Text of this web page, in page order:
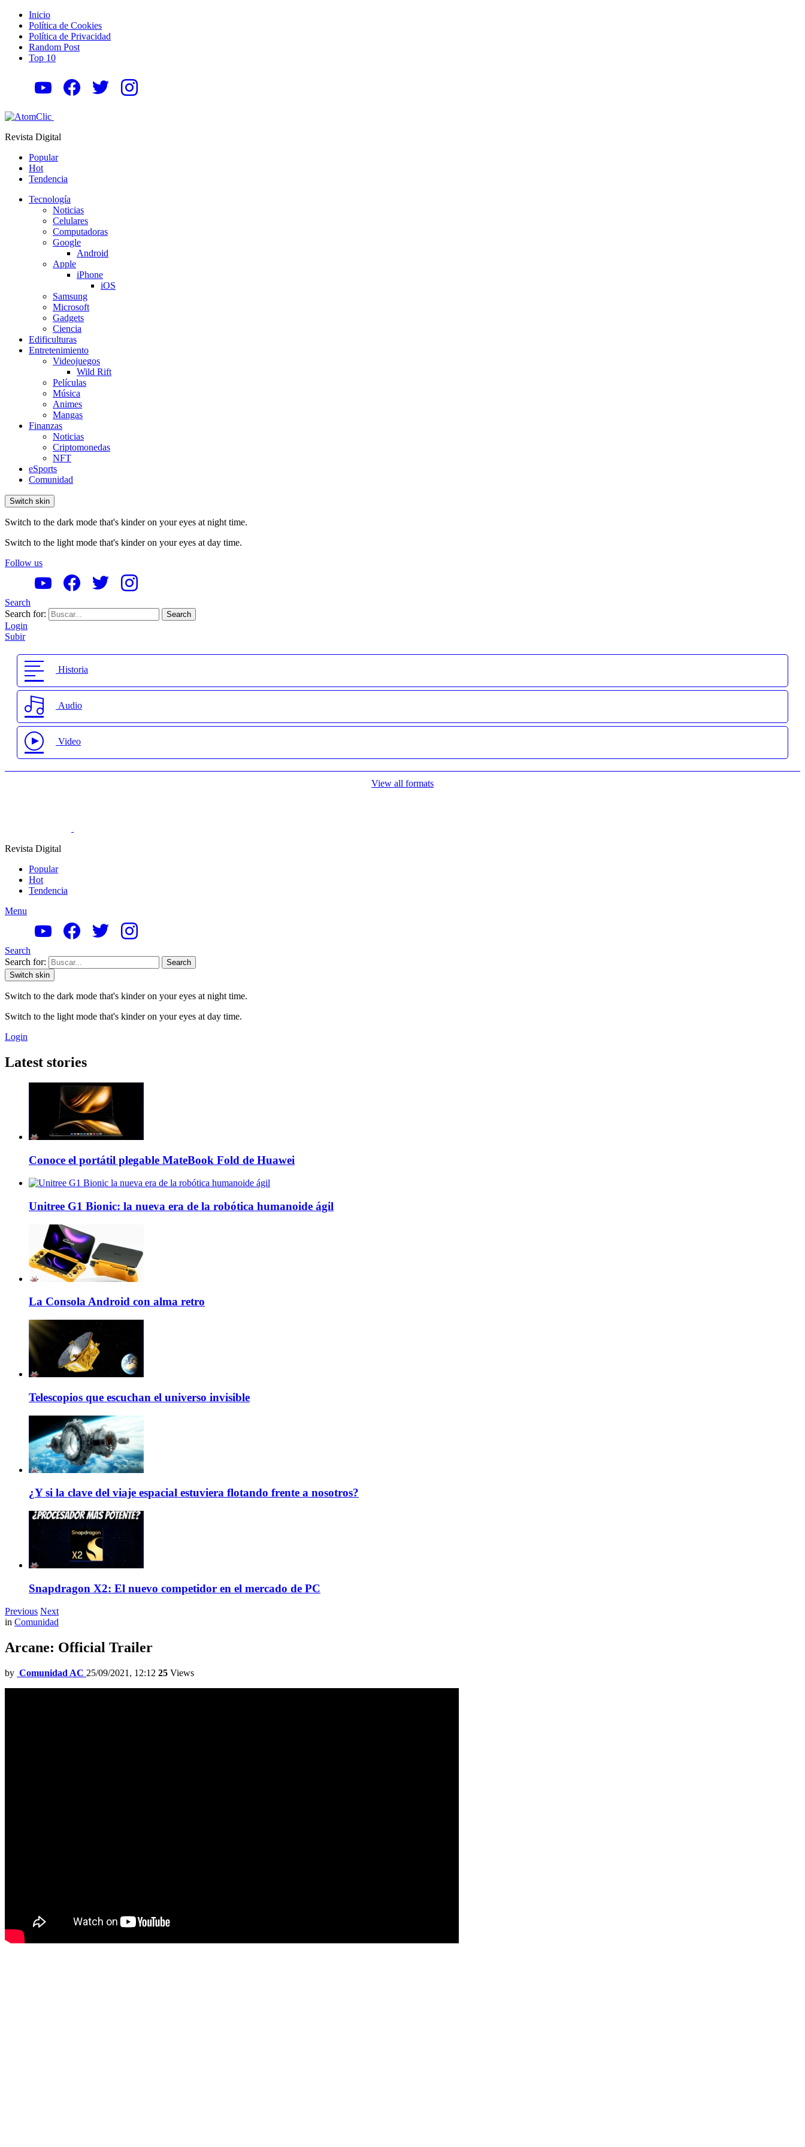
Inicio
Política de Cookies
Política de Privacidad
Random Post
Top 10
Revista Digital
Popular
Hot
Tendencia
Tecnología
Noticias
Celulares
Computadoras
Google
Android
Apple
iPhone
iOS
Samsung
Microsoft
Gadgets
Ciencia
Edificulturas
Entretenimiento
Videojuegos
Wild Rift
Películas
Música
Animes
Mangas
Finanzas
Noticias
Criptomonedas
NFT
eSports
Comunidad
Switch skin
Switch to the dark mode that's kinder on your eyes at night time.
Switch to the light mode that's kinder on your eyes at day time.
Follow us
Search
Search for:
Search
Login
Subir
Historia
Audio
Video
View all formats
Revista Digital
Popular
Hot
Tendencia
Menu
Search
Search for:
Search
Switch skin
Switch to the dark mode that's kinder on your eyes at night time.
Switch to the light mode that's kinder on your eyes at day time.
Login
Latest stories
Conoce el portátil plegable MateBook Fold de Huawei
Unitree G1 Bionic: la nueva era de la robótica humanoide ágil
La Consola Android con alma retro
Telescopios que escuchan el universo invisible
¿Y si la clave del viaje espacial estuviera flotando frente a nosotros?
Snapdragon X2: El nuevo competidor en el mercado de PC
Previous Next
in Comunidad
Arcane: Official Trailer
by Comunidad AC 25/09/2021, 12:12 25 Views